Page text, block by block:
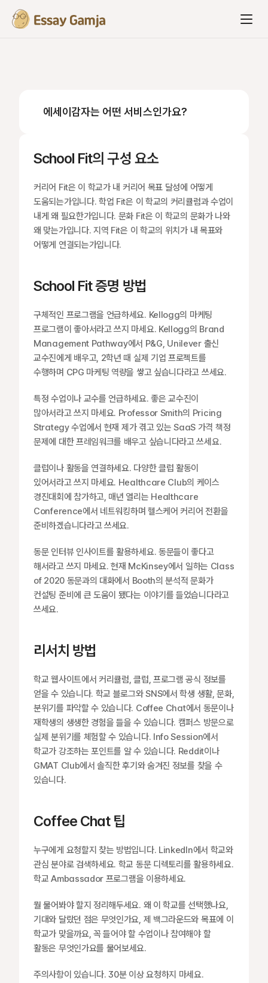
에세이감자는 어떤 서비스인가요?
School Fit의 구성 요소
커리어 Fit은 이 학교가 내 커리어 목표 달성에 어떻게
도움되는가입니다. 학업 Fit은 이 학교의 커리큘럼과 수업이
내게 왜 필요한가입니다. 문화 Fit은 이 학교의 문화가 나와
왜 맞는가입니다. 지역 Fit은 이 학교의 위치가 내 목표와
어떻게 연결되는가입니다.
School Fit 증명 방법
구체적인 프로그램을 언급하세요. Kellogg의 마케팅
프로그램이 좋아서라고 쓰지 마세요. Kellogg의 Brand
Management Pathway에서 P&G, Unilever 출신
교수진에게 배우고, 2학년 때 실제 기업 프로젝트를
수행하며 CPG 마케팅 역량을 쌓고 싶습니다라고 쓰세요.
특정 수업이나 교수를 언급하세요. 좋은 교수진이
많아서라고 쓰지 마세요. Professor Smith의 Pricing
Strategy 수업에서 현재 제가 겪고 있는 SaaS 가격 책정
문제에 대한 프레임워크를 배우고 싶습니다라고 쓰세요.
클럽이나 활동을 연결하세요. 다양한 클럽 활동이
있어서라고 쓰지 마세요. Healthcare Club의 케이스
경진대회에 참가하고, 매년 열리는 Healthcare
Conference에서 네트워킹하며 헬스케어 커리어 전환을
준비하겠습니다라고 쓰세요.
동문 인터뷰 인사이트를 활용하세요. 동문들이 좋다고
해서라고 쓰지 마세요. 현재 McKinsey에서 일하는 Class
of 2020 동문과의 대화에서 Booth의 분석적 문화가
컨설팅 준비에 큰 도움이 됐다는 이야기를 들었습니다라고
쓰세요.
리서치 방법
학교 웹사이트에서 커리큘럼, 클럽, 프로그램 공식 정보를
얻을 수 있습니다. 학교 블로그와 SNS에서 학생 생활, 문화,
분위기를 파악할 수 있습니다. Coffee Chat에서 동문이나
재학생의 생생한 경험을 들을 수 있습니다. 캠퍼스 방문으로
실제 분위기를 체험할 수 있습니다. Info Session에서
학교가 강조하는 포인트를 알 수 있습니다. Reddit이나
GMAT Club에서 솔직한 후기와 숨겨진 정보를 찾을 수
있습니다.
Coffee Chat 팁
누구에게 요청할지 찾는 방법입니다. LinkedIn에서 학교와
관심 분야로 검색하세요. 학교 동문 디렉토리를 활용하세요.
학교 Ambassador 프로그램을 이용하세요.
뭘 물어봐야 할지 정리해두세요. 왜 이 학교를 선택했나요,
기대와 달랐던 점은 무엇인가요, 제 백그라운드와 목표에 이
학교가 맞을까요, 꼭 들어야 할 수업이나 참여해야 할
활동은 무엇인가요를 물어보세요.
주의사항이 있습니다. 30분 이상 요청하지 마세요.